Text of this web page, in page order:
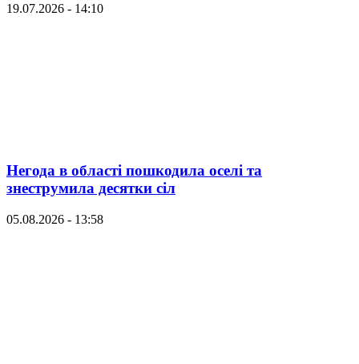
19.07.2026 - 14:10
Негода в області пошкодила оселі та
знеструмила десятки сіл
05.08.2026 - 13:58